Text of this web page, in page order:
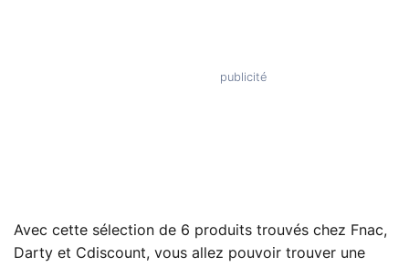
Avec cette sélection de 6 produits trouvés chez Fnac,
Darty et Cdiscount, vous allez pouvoir trouver une